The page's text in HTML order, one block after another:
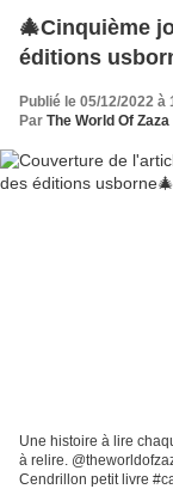
🎄Cinquième
éditions
Publié le 05/12/2022 à
Par The World Of Zaza
Une histoire à lire
à relire.
Cendrillon petit livre